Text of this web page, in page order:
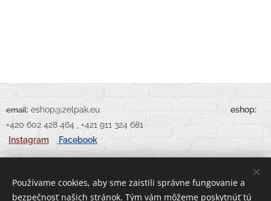
email: eshop@zelpak.eu eshop:
+420 602 428 464 , +421 911 324 681
Instagram
Facebook
Používame cookies, aby sme zaistili správne fungovanie a
bezpečnosť našich stránok. Tým vám môžeme poskytnúť tú